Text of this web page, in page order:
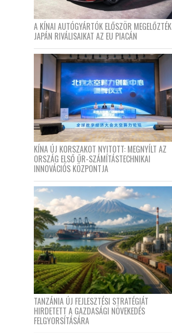
A KÍNAI AUTÓGYÁRTÓK ELŐSZÖR MEGELŐZTÉK
JAPÁN RIVÁLISAIKAT AZ EU PIACÁN
KÍNA ÚJ KORSZAKOT NYITOTT: MEGNYÍLT AZ
ORSZÁG ELSŐ ŰR-SZÁMÍTÁSTECHNIKAI
INNOVÁCIÓS KÖZPONTJA
TANZÁNIA ÚJ FEJLESZTÉSI STRATÉGIÁT
HIRDETETT A GAZDASÁGI NÖVEKEDÉS
FELGYORSÍTÁSÁRA